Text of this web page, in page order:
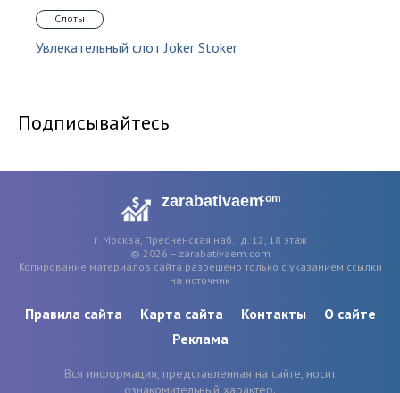
Слоты
Увлекательный слот Joker Stoker
Подписывайтесь
zarabativaemcom
г. Москва, Пресненская наб., д. 12, 18 этаж
© 2026 – zarabativaem.com
Копирование материалов сайта разрешено только с указанием ссылки
на источник
Правила сайта Карта сайта Контакты
О сайте
Реклама
Вся информация, представленная на сайте, носит
ознакомительный характер.